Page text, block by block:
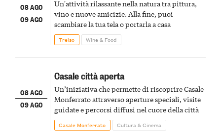
08 AGO
09 AGO
Un'attività rilassante nella natura tra pittura,
vino e nuove amicizie. Alla fine, puoi
scambiare la tua tela o portarla a casa
Treiso Wine & Food
08 AGO
09 AGO
Casale città aperta
Un’iniziativa che permette di riscoprire Casale
Monferrato attraverso aperture speciali, visite
guidate e percorsi diffusi nel cuore della città
Casale Monferrato Cultura & Cinema